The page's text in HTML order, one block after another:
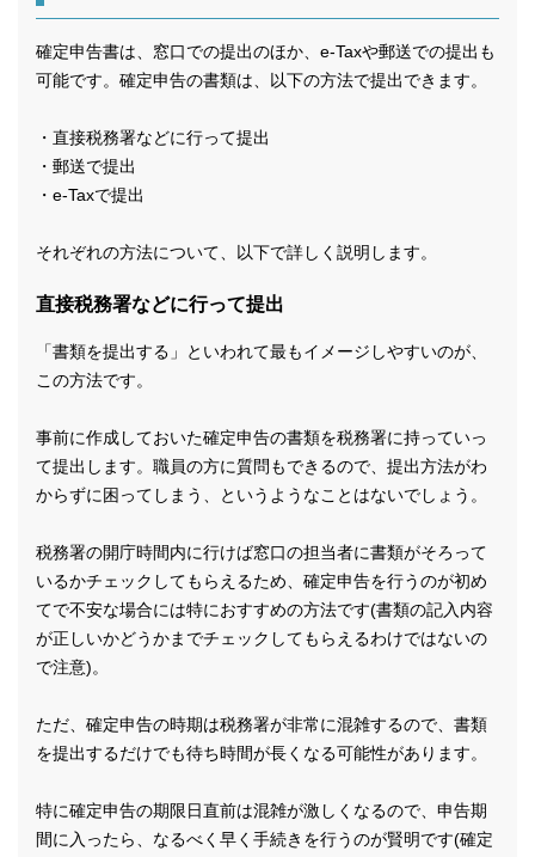
確定申告書は、窓口での提出のほか、e-Taxや郵送での提出も
可能です。確定申告の書類は、以下の方法で提出できます。
・直接税務署などに行って提出
・郵送で提出
・e-Taxで提出
それぞれの方法について、以下で詳しく説明します。
直接税務署などに行って提出
「書類を提出する」といわれて最もイメージしやすいのが、
この方法です。
事前に作成しておいた確定申告の書類を税務署に持っていっ
て提出します。職員の方に質問もできるので、提出方法がわ
からずに困ってしまう、というようなことはないでしょう。
税務署の開庁時間内に行けば窓口の担当者に書類がそろって
いるかチェックしてもらえるため、確定申告を行うのが初め
てで不安な場合には特におすすめの方法です(書類の記入内容
が正しいかどうかまでチェックしてもらえるわけではないの
で注意)。
ただ、確定申告の時期は税務署が非常に混雑するので、書類
を提出するだけでも待ち時間が長くなる可能性があります。
特に確定申告の期限日直前は混雑が激しくなるので、申告期
間に入ったら、なるべく早く手続きを行うのが賢明です(確定